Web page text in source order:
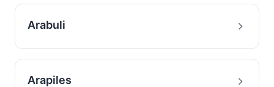
Arabuli
Arapiles